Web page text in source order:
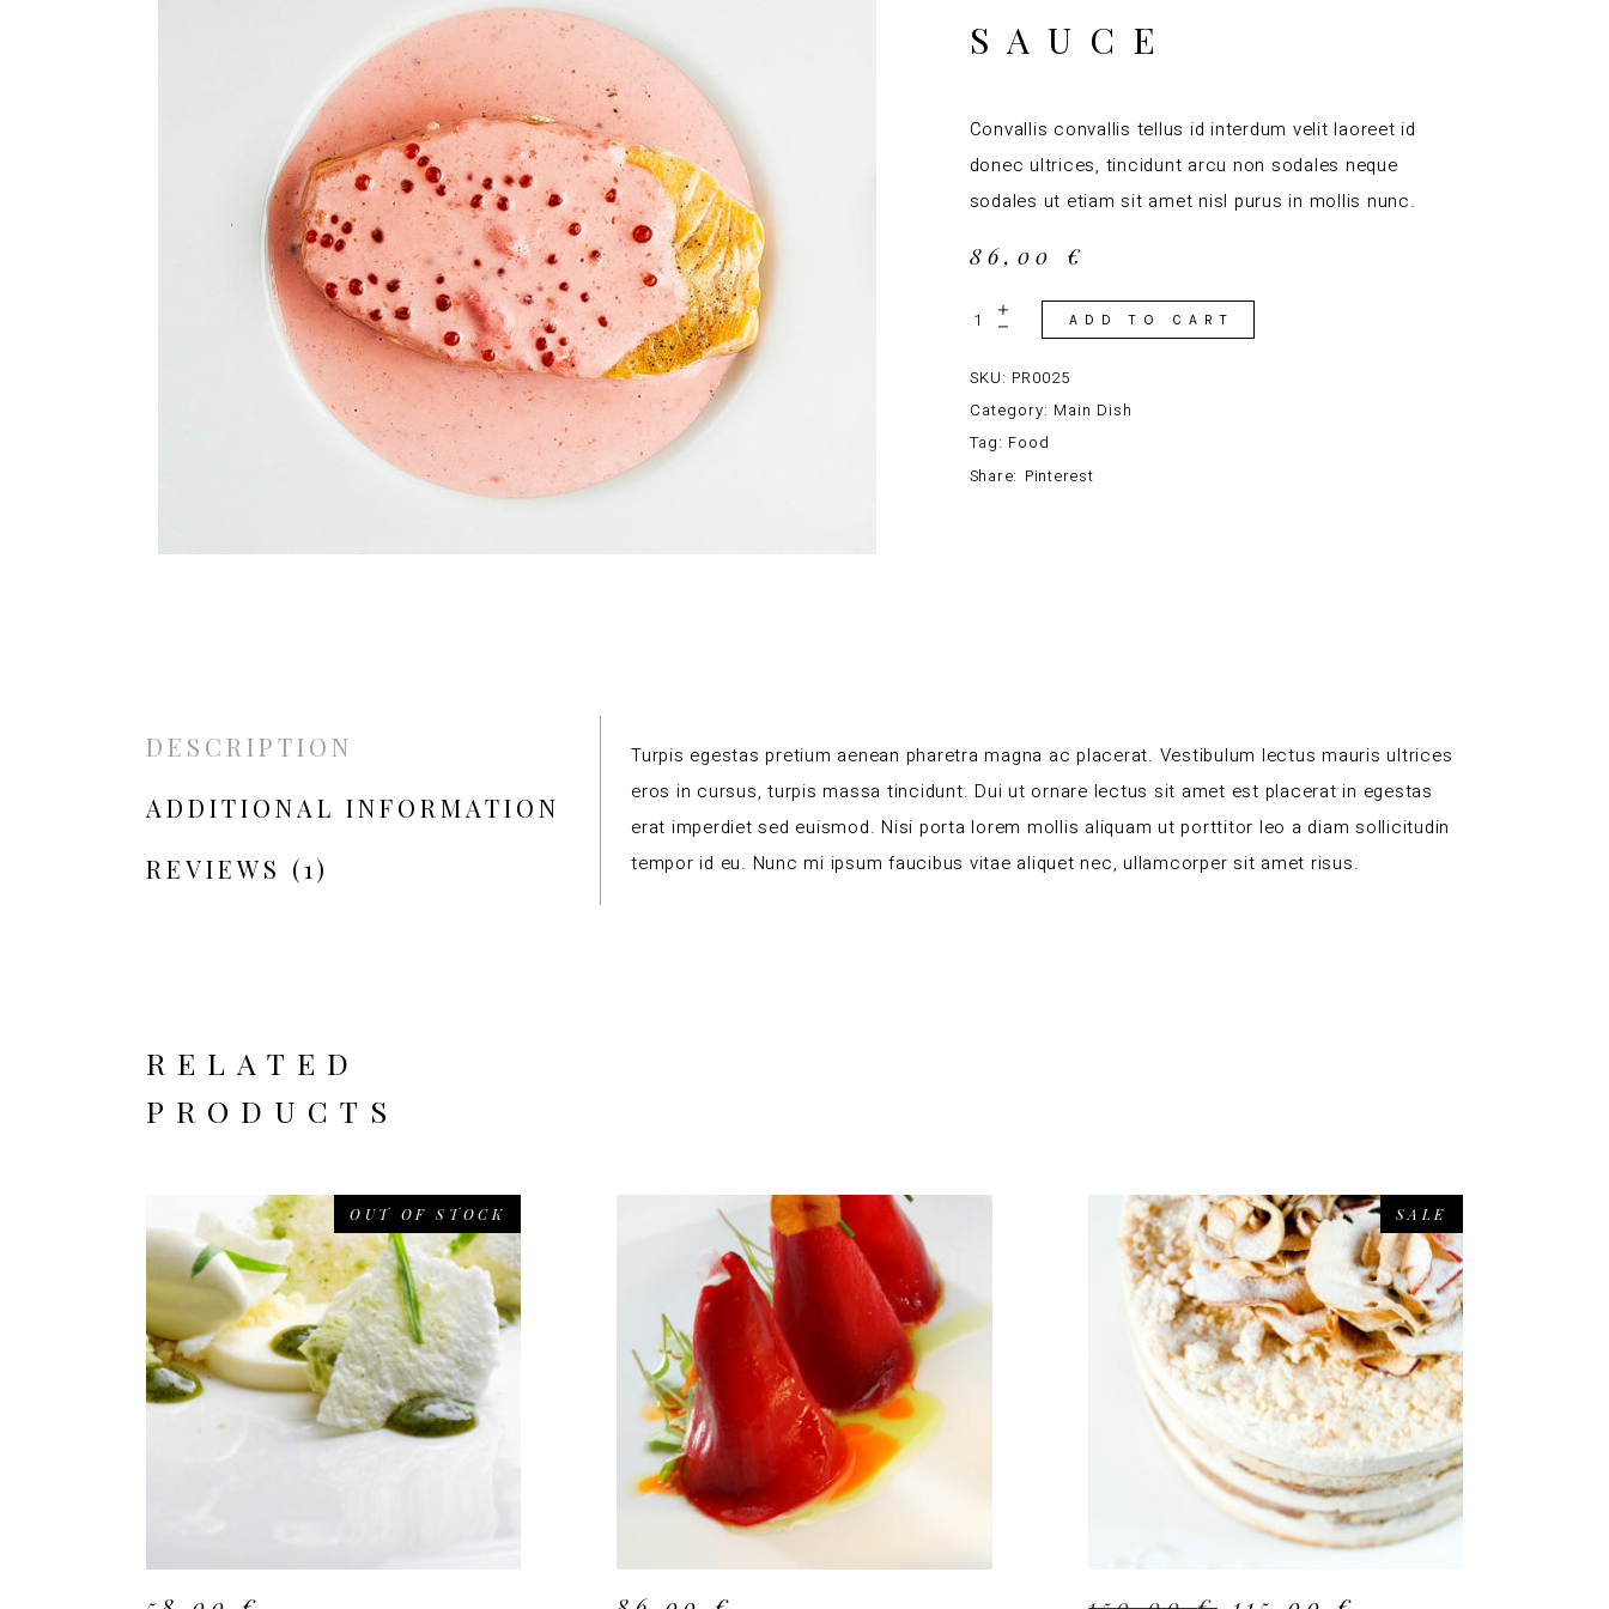
SAUCE
Convallis convallis tellus id interdum velit laoreet id
donec ultrices, tincidunt arcu non sodales neque
sodales ut etiam sit amet nisl purus in mollis nunc.
86,00 €
Fish In
Fruit ADD TO CART
SKU: PR0025
Category: Main Dish
Tag: Food
Share: Pinterest
DESCRIPTION
ADDITIONAL INFORMATION
REVIEWS (1)
Turpis egestas pretium aenean pharetra magna ac placerat. Vestibulum lectus mauris ultrices
eros in cursus, turpis massa tincidunt. Dui ut ornare lectus sit amet est placerat in egestas
erat imperdiet sed euismod. Nisi porta lorem mollis aliquam ut porttitor leo a diam sollicitudin
tempor id eu. Nunc mi ipsum faucibus vitae aliquet nec, ullamcorper sit amet risus.
RELATED
PRODUCTS
OUT OF STOCK
READ MORE ADD TO CART
SALE
ADD TO CART